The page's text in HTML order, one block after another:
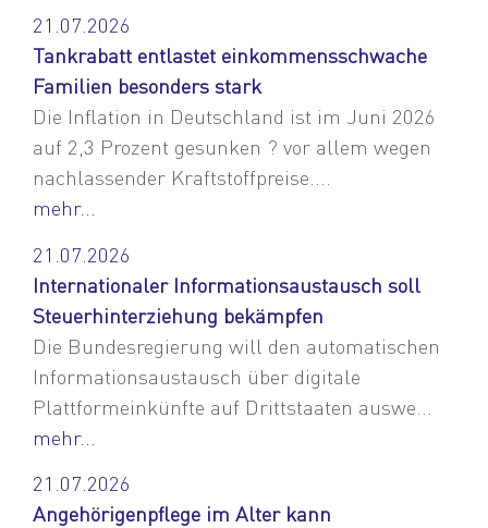
21.07.2026
Tankrabatt entlastet einkommensschwache
Familien besonders stark
Die Inflation in Deutschland ist im Juni 2026
auf 2,3 Prozent gesunken ? vor allem wegen
nachlassender Kraftstoffpreise....
mehr...
21.07.2026
Internationaler Informationsaustausch soll
Steuerhinterziehung bekämpfen
Die Bundesregierung will den automatischen
Informationsaustausch über digitale
Plattformeinkünfte auf Drittstaaten auswe...
mehr...
21.07.2026
Angehörigenpflege im Alter kann